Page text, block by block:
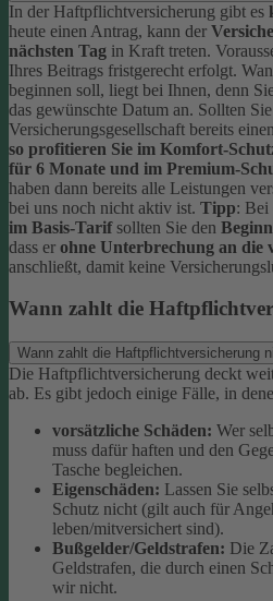
In der Haftpflichtversicherung gibt es
heute einen Antrag, kann der
nächsten Tag in Kraft treten.
Ihres Beitrags fristgerecht erfolgt.
beginnen soll, liegt bei Ihnen, denn
das gewünschte Datum an. Sollten
Versicherungsgesellschaft bereits
so profitieren Sie im Komfort-
für 6 Monate und im Premium-
haben dann bereits alle Leistungen
bei uns noch nicht aktiv ist. Tipp: Bei
im Basis-Tarifsollten Sie den Beginn
dass er ohne Unterbrechung an die
anschließt, damit keine
Wann zahlt die
Wann zahlt die Haftpflichtversicherung
Die Haftpflichtversicherung deckt
ab. Es gibt jedoch einige Fälle, in
vorsätzliche Schäden: Wer
muss dafür haften und den
Tasche begleichen.
Eigenschäden: Lassen Sie
Schutz nicht (gilt auch für
leben/mitversichert sind).
Bußgelder/Geldstrafen: Die
Geldstrafen, die durch einen
wir nicht.